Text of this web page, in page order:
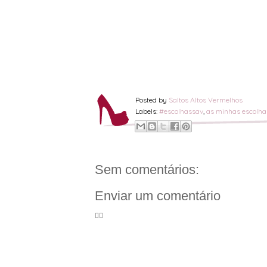
Posted by Saltos Altos Vermelhos
Labels: #escolhassav as minhas
Sem comentários:
Enviar um comentário
🦸‍♀️